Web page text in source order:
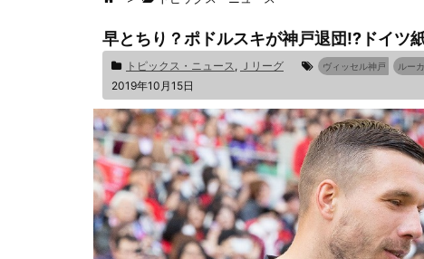
早とちり？ポドルスキが神戸退団!?ドイツ
トピックス・ニュース, Ｊリーグ ヴィッセル神戸 ルー
2019年10月15日